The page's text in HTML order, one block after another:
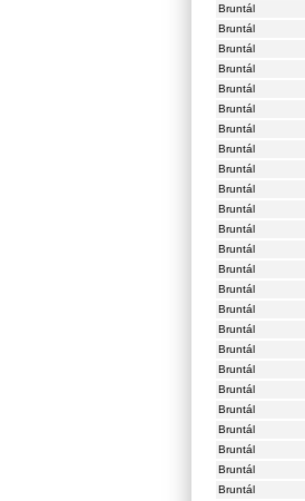
Bruntál
Bruntál
Bruntál
Bruntál
Bruntál
Bruntál
Bruntál
Bruntál
Bruntál
Bruntál
Bruntál
Bruntál
Bruntál
Bruntál
Bruntál
Bruntál
Bruntál
Bruntál
Bruntál
Bruntál
Bruntál
Bruntál
Bruntál
Bruntál
Bruntál